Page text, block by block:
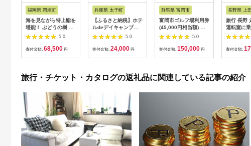
福岡県 岡垣町
海を見ながら特上鮨を
堪能！ ぶどうの樹 鮨
屋台ペア お食事券 海
鮮 海 屋台 食事 ペア
福岡県 岡垣町
5.0
寄付金額: 68,500 円
兵庫県 太子町
【ふるさと納税】ホテ
ルdeデイキャンプ体
験チケット
【1364991】
5.0
寄付金額: 24,000 円
群馬県 富岡市
富岡市ゴルフ場利用券
(45,000円相当額) ゴ
ルフ チケット 平日 土
日 祝日 プレー券 関東
群馬県 首都圏 F20E-
5.0
寄付金額: 150,000 円
長野県 上
旅行 長野
運転室に乗
列車でお
験 チケッ
列車 サー
寄付金額:
旅行・チケット・カタログの返礼品に関連している記事の紹介